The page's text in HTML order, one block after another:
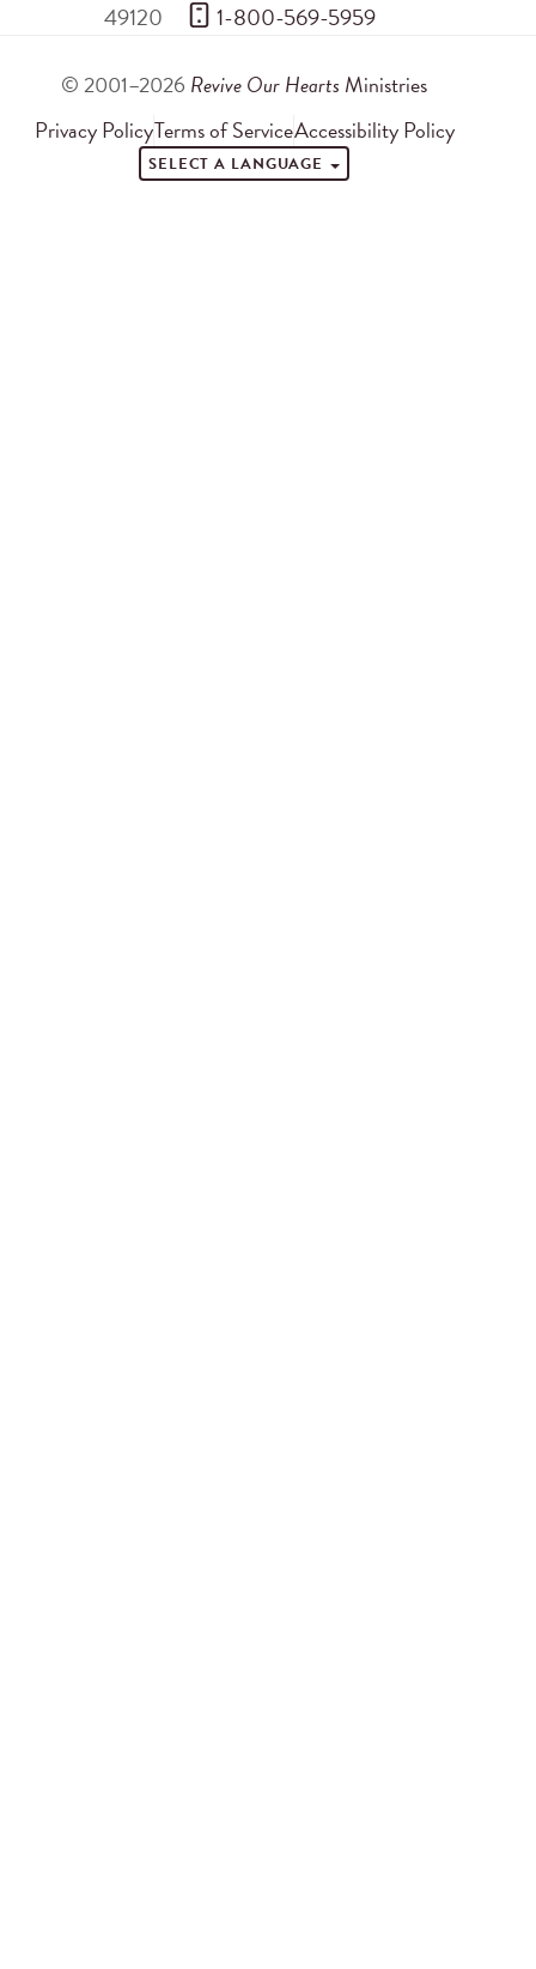
49120 1-800-569-5959
© 2001–2026 Revive Our Hearts Ministries
Privacy PolicyTerms of ServiceAccessibility Policy
SELECT A LANGUAGE